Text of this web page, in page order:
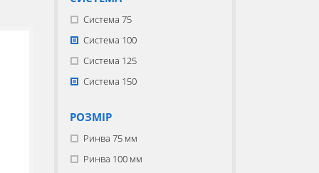
Система 75
Система 100
Система 125
Система 150
РОЗМІР
Ринва 75 мм
Ринва 100 мм